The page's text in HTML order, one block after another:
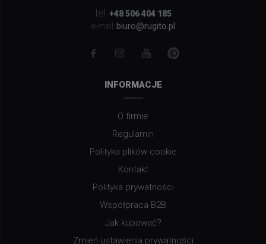
tel. +48 506 404 185
e-mail: biuro@rugito.pl
INFORMACJE
O firmie
Regulamin
Polityka plików cookie
Kontakt
Polityka prywatności
Współpraca B2B
Jak kupować?
Zmień ustawienia prywatności